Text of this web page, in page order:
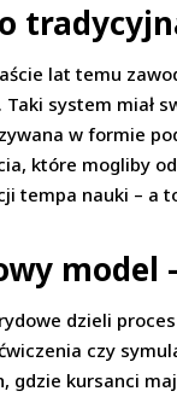
lat temu
Taki system miał
w formie
które mogliby
tempa nauki – a
model
dzieli
czy
gdzie kursanci